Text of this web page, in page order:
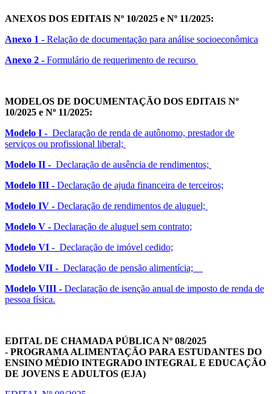
ANEXOS DOS EDITAIS Nº 10/2025 e Nº 11/2025:
Anexo 1 - Relação de documentação para análise socioeconômica
Anexo 2 - Formulário de requerimento de recurso
MODELOS DE DOCUMENTAÇÃO DOS EDITAIS Nº
10/2025 e Nº 11/2025:
Modelo I - Declaração de renda de autônomo, prestador de
serviços ou profissional liberal;
Modelo II - Declaração de ausência de rendimentos;
Modelo III - Declaração de ajuda financeira de terceiros;
Modelo IV - Declaração de rendimentos de aluguel;
Modelo V - Declaração de aluguel sem contrato;
Modelo VI - Declaração de imóvel cedido;
Modelo VII - Declaração de pensão alimentícia;
Modelo VIII - Declaração de isenção anual de imposto de renda de
pessoa física.
EDITAL DE CHAMADA PÚBLICA Nº 08/2025
- PROGRAMA ALIMENTAÇÃO PARA ESTUDANTES DO
ENSINO MÉDIO INTEGRADO INTEGRAL E EDUCAÇÃO
DE JOVENS E ADULTOS (EJA)